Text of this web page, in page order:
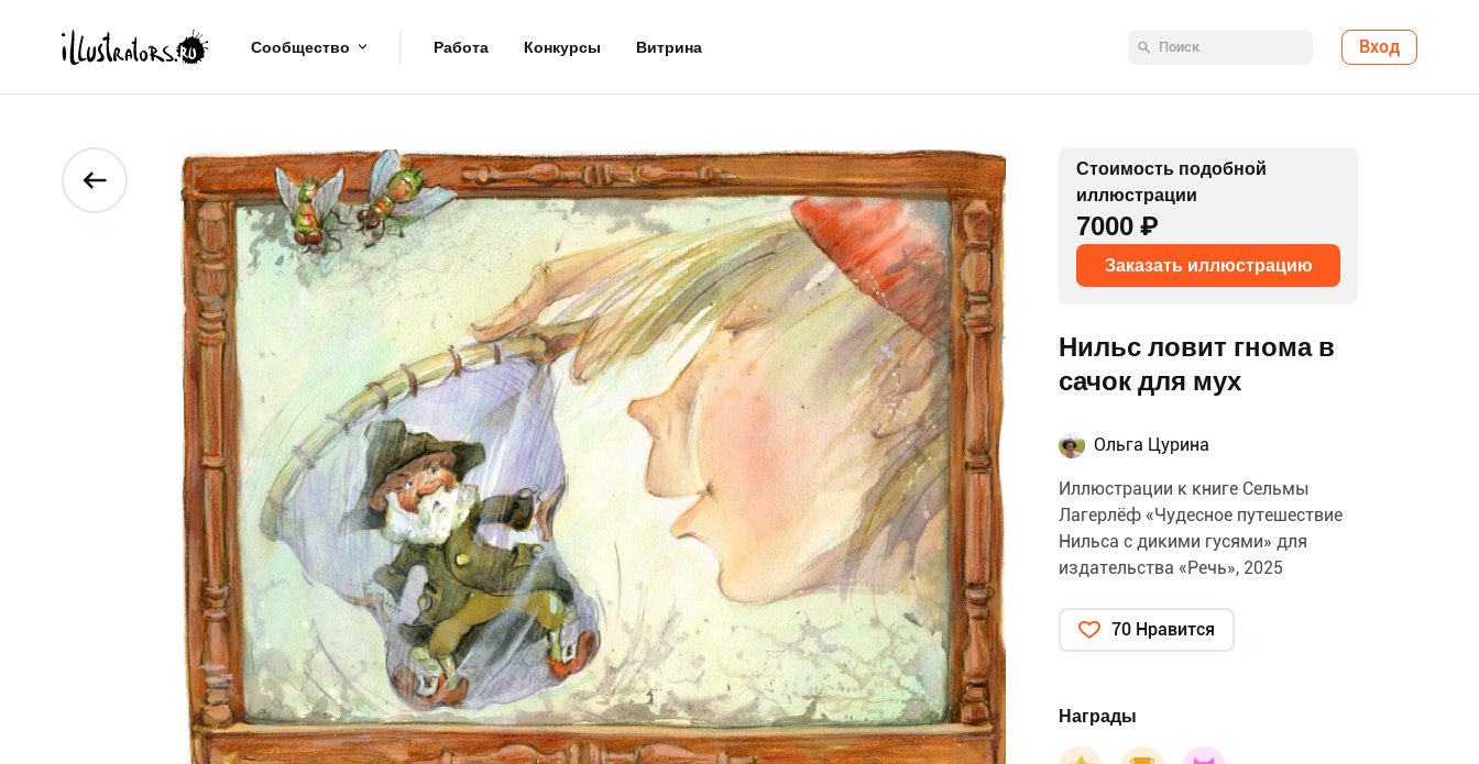
Сообщество Работа Конкурсы Витрина Вход
Стоимость подобной
иллюстрации
7000 ₽
Заказать иллюстрацию
Нильс ловит гнома в
сачок для мух
Ольга Цурина
Иллюстрации к книге Сельмы
Лагерлёф «Чудесное путешествие
Нильса с дикими гусями» для
издательства «Речь», 2025
70 Нравится
Награды